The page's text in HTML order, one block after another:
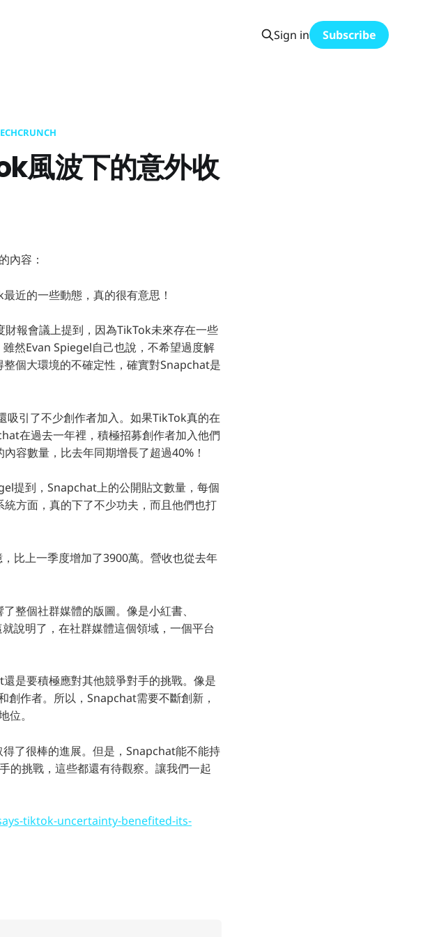
Sign in Subscribe
風波下的意外收
內容：
近的一些動態，真的很有意思！
報會議上提到，因為TikTok未來存在一些
然Evan Spiegel自己也說，不希望過度解
個大環境的不確定性，確實對Snapchat是
引了不少創作者加入。如果TikTok真的在
在過去一年裡，積極招募創作者加入他們
容數量，比去年同期增長了超過40%！
提到，Snapchat上的公開貼文數量，每個
方面，真的下了不少功夫，而且他們也打
比上一季度增加了3900萬。營收也從去年
整個社群媒體的版圖。像是小紅書、
說明了，在社群媒體這個領域，一個平台
是要積極應對其他競爭對手的挑戰。像是
作者。所以，Snapchat需要不斷創新，
。
了很棒的進展。但是，Snapchat能不能持
的挑戰，這些都還有待觀察。讓我們一起
tiktok-uncertainty-benefited-its-